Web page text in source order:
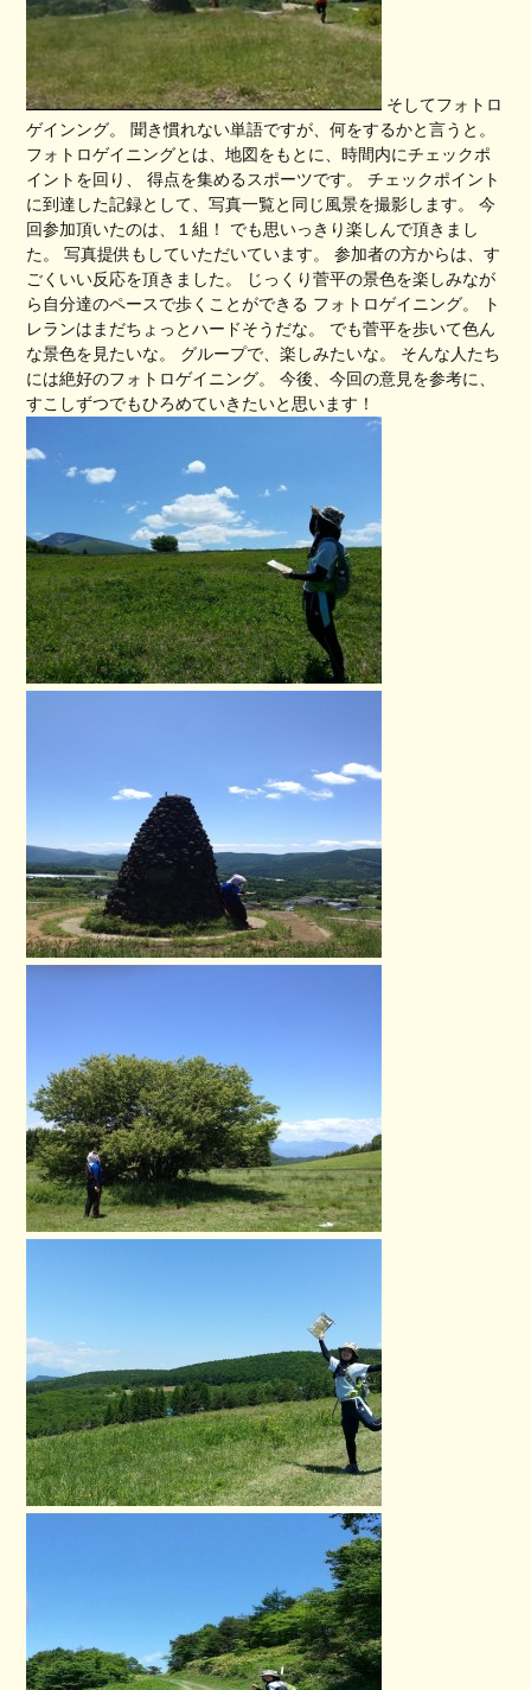
そしてフォトロ
ゲインング。 聞き慣れない単語ですが、何をするかと言うと。
フォトロゲイニングとは、地図をもとに、時間内にチェックポ
イントを回り、 得点を集めるスポーツです。 チェックポイント
に到達した記録として、写真一覧と同じ風景を撮影します。 今
回参加頂いたのは、１組！ でも思いっきり楽しんで頂きまし
た。 写真提供もしていただいています。 参加者の方からは、す
ごくいい反応を頂きました。 じっくり菅平の景色を楽しみなが
ら自分達のペースで歩くことができる フォトロゲイニング。 ト
レランはまだちょっとハードそうだな。 でも菅平を歩いて色ん
な景色を見たいな。 グループで、楽しみたいな。 そんな人たち
には絶好のフォトロゲイニング。 今後、今回の意見を参考に、
すこしずつでもひろめていきたいと思います！